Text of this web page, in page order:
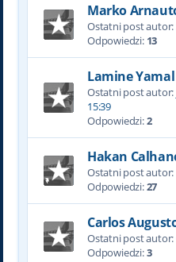
Marko
Ostatni post autor:
Odpowiedzi: 13
Lamine Yamal
Ostatni post autor:
15:39
Odpowiedzi:2
Hakan
Ostatni post autor:
Odpowiedzi:27
Carlos
Ostatni post autor:
Odpowiedzi:3